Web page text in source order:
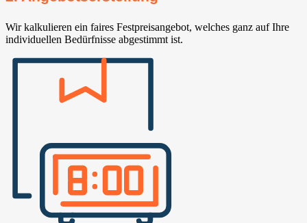
Wir kalkulieren ein faires Festpreisangebot, welches ganz auf Ihre
individuellen Bedürfnisse abgestimmt ist.